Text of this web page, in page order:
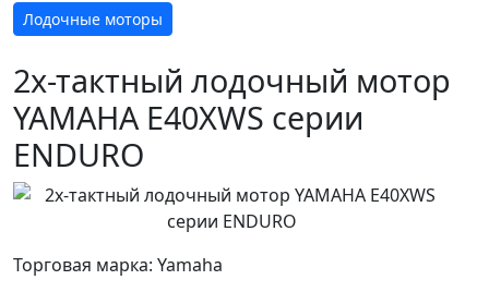
Лодочные моторы
2х-тактный лодочный мотор
YAMAHA E40XWS серии
ENDURO
Торговая марка: Yamaha